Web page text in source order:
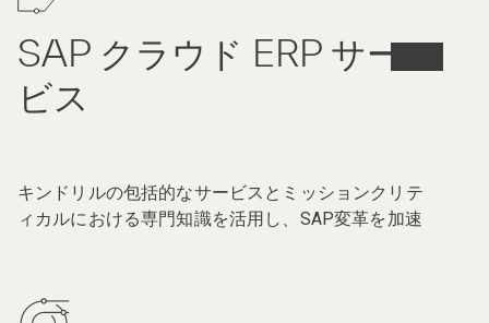
SAP クラウド ERP サー
ビス
キンドリルの包括的なサービスとミッションクリテ
ィカルにおける専門知識を活用し、SAP変革を加速